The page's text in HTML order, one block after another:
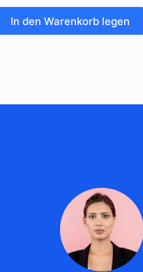
In den Warenkorb legen